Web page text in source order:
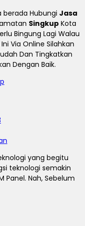
Hubungi Jasa
SingkupKota
Bingung Lagi Walau
Via Online Silahkan
Dan Tingkatkan
Dengan Baik.
yang begitu
teknologi semakin
Panel. Nah, Sebelum